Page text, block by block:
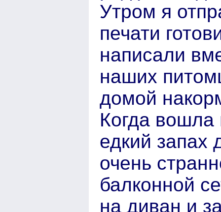
Утром я
печати
написали
наших
домой
Когда вошла
едкий запах
очень
балконной
на диван и